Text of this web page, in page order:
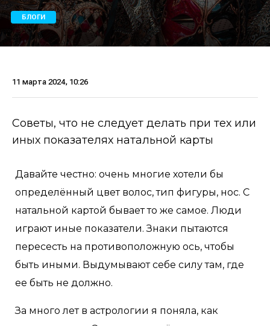
БЛОГИ
11 марта 2024, 10:26
Советы, что не следует делать при тех или
иных показателях натальной карты
Давайте честно: очень многие хотели бы
определённый цвет волос, тип фигуры, нос. С
натальной картой бывает то же самое. Люди
играют иные показатели. Знаки пытаются
пересесть на противоположную ось, чтобы
быть иными. Выдумывают себе силу там, где
ее быть не должно.
За много лет в астрологии я поняла, как